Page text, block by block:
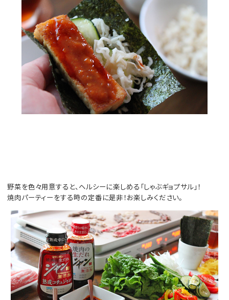
野菜を色々用意すると、ヘルシーに楽しめる「しゃぶギョプサル」！
焼肉パーティーをする時の定番に是非！お楽しみください。